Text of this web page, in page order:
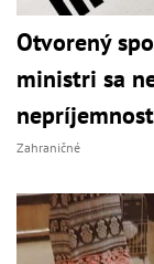
Otvorený
ministri sa
Zahraničné